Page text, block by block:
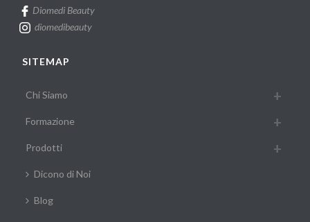
Diomedi Beauty
diomedibeauty
SITEMAP
Chi Siamo
Formazione
Prodotti
Dicono di Noi
Blog